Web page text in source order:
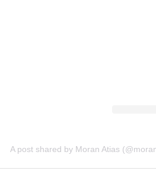
A post shared by Moran Atias